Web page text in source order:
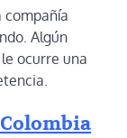
compañía
Algún
ocurre una